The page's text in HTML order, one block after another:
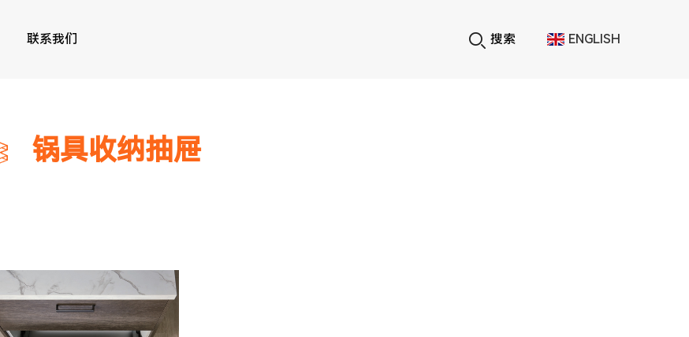
联系我们 搜索 ENGLISH
锅具收纳抽屉